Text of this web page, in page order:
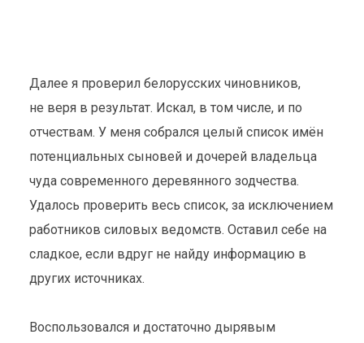
Далее я проверил белорусских чиновников,
не веря в результат. Искал, в том числе, и по
отчествам. У меня собрался целый список имён
потенциальных сыновей и дочерей владельца
чуда современного деревянного зодчества.
Удалось проверить весь список, за исключением
работников силовых ведомств. Оставил себе на
сладкое, если вдруг не найду информацию в
других источниках.
Воспользовался и достаточно дырявым